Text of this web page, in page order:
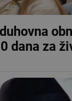
dana za